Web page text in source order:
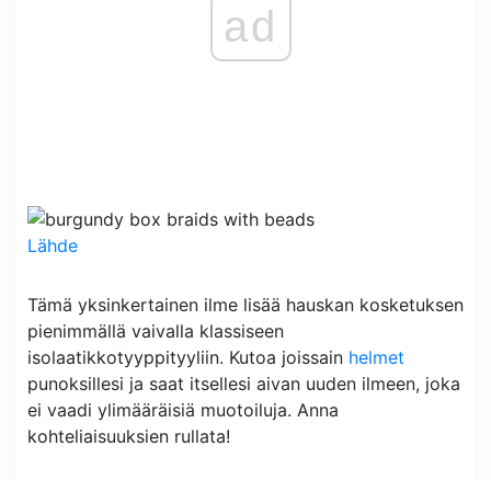
ad
Lähde
Tämä yksinkertainen ilme lisää hauskan kosketuksen
pienimmällä vaivalla klassiseen
isolaatikkotyyppityyliin. Kutoa joissain helmet
punoksillesi ja saat itsellesi aivan uuden ilmeen, joka
ei vaadi ylimääräisiä muotoiluja. Anna
kohteliaisuuksien rullata!